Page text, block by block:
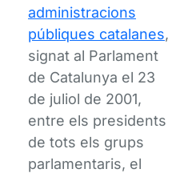
administracions
públiques catalanes,
signat al Parlament
de Catalunya el 23
de juliol de 2001,
entre els presidents
de tots els grups
parlamentaris, el